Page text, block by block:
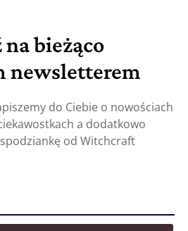
na bieżąco
newsletterem
do Ciebie o nowościach
a dodatkowo
od Witchcraft